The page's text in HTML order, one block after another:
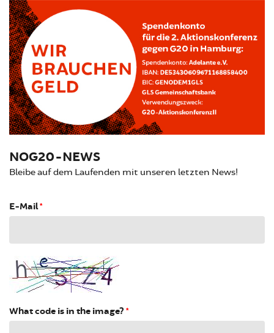
NOG20-NEWS
Bleibe auf dem Laufenden mit unseren letzten News!
E-Mail*
What code is in the image? *